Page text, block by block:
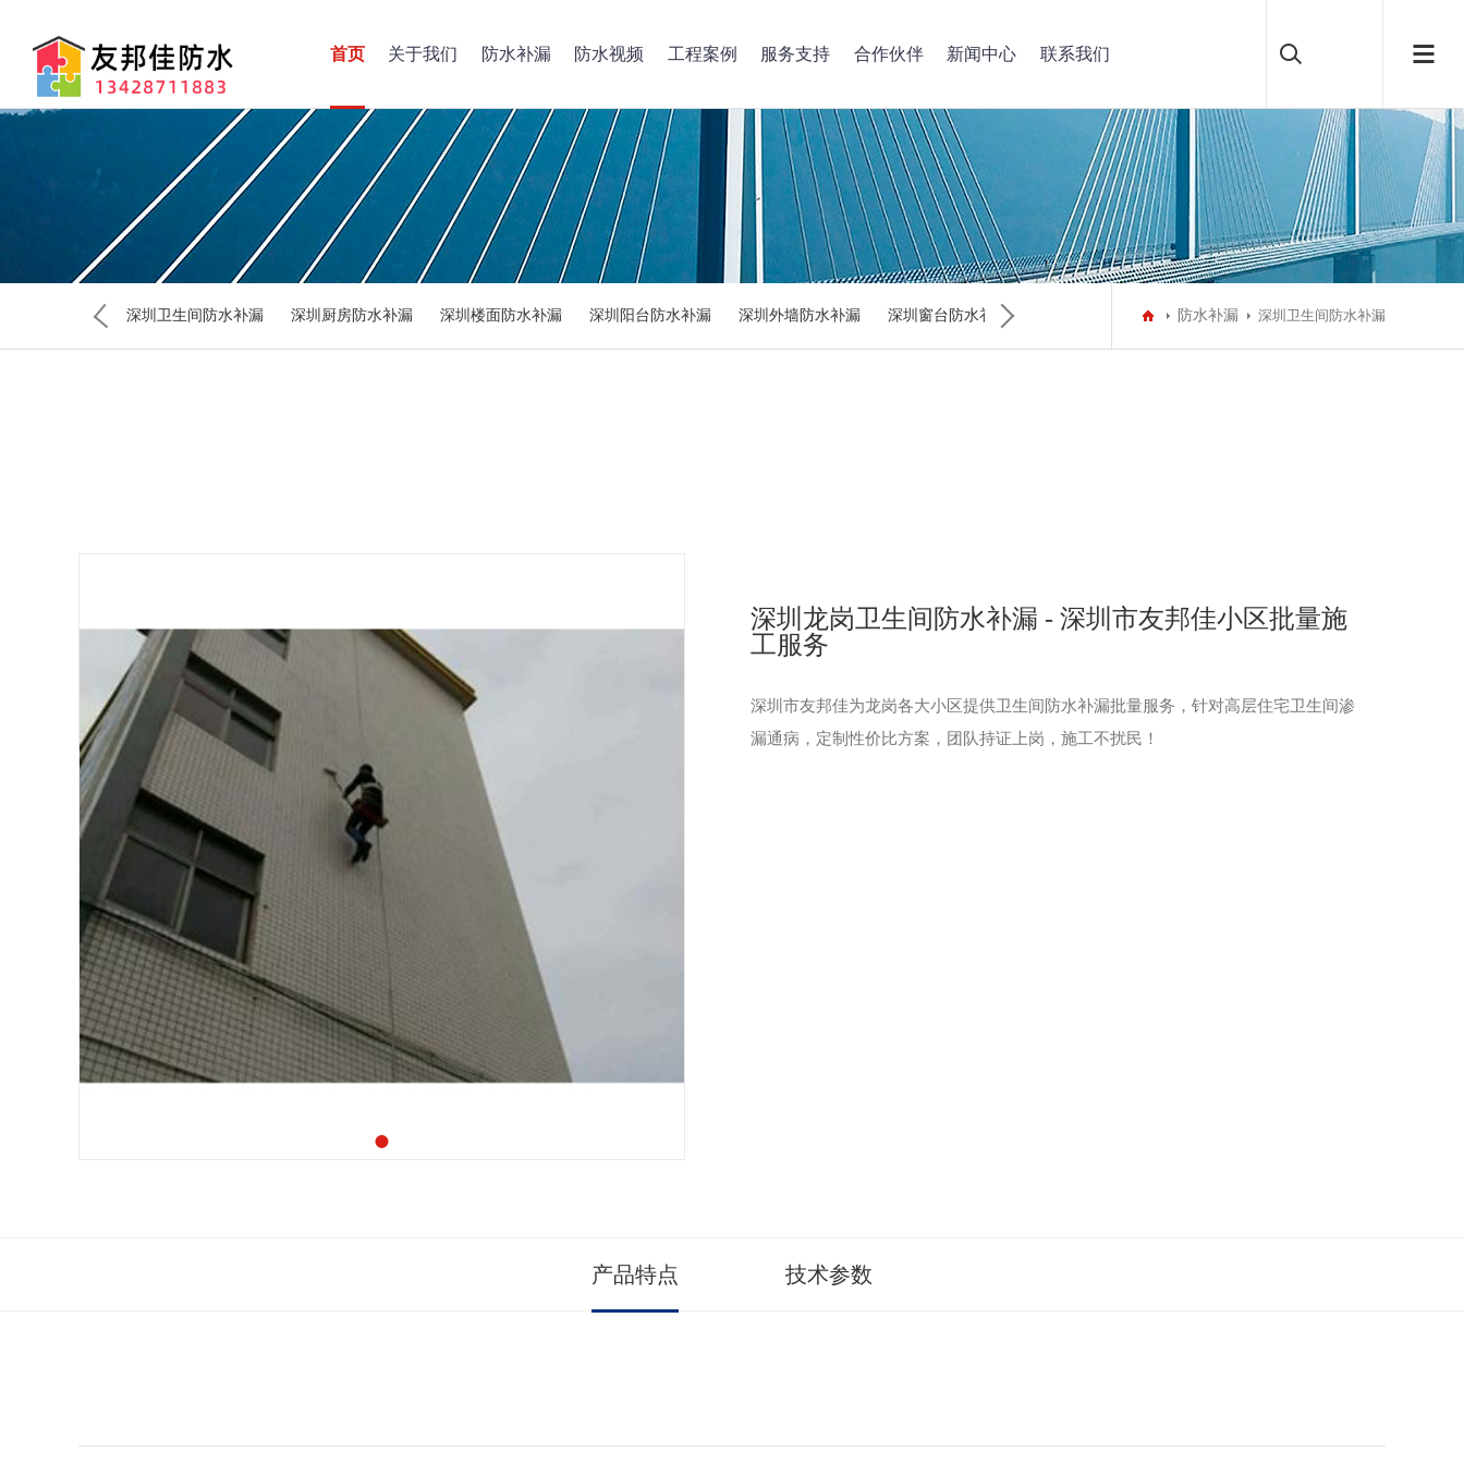
首页 关于我们 防水补漏 防水视频 工程案例 服务支持 合作伙伴 新闻中心 联系我们
深圳卫生间防水补漏 深圳厨房防水补漏 深圳楼面防水补漏 深圳阳台防水补漏 深圳外墙防水补漏 深圳窗台防水补漏 深圳水池泳池防水补漏 深圳别墅防水补漏 深圳彩钢瓦翻
防水补漏 深圳卫生间防水补漏
深圳龙岗卫生间防水补漏 - 深圳市友邦佳小区批量施
工服务
深圳市友邦佳为龙岗各大小区提供卫生间防水补漏批量服务，针对高层住宅卫生间渗
漏通病，定制性价比方案，团队持证上岗，施工不扰民！
产品特点 技术参数